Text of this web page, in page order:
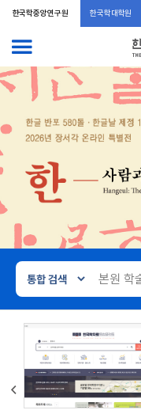
한국학중앙연구원 한국학대학원